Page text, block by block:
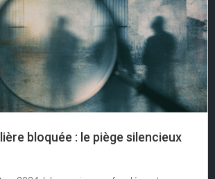
bloquée : le piège silencieux